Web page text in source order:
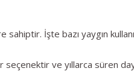
sahiptir. İşte bazı yaygın
ve yıllarca süren